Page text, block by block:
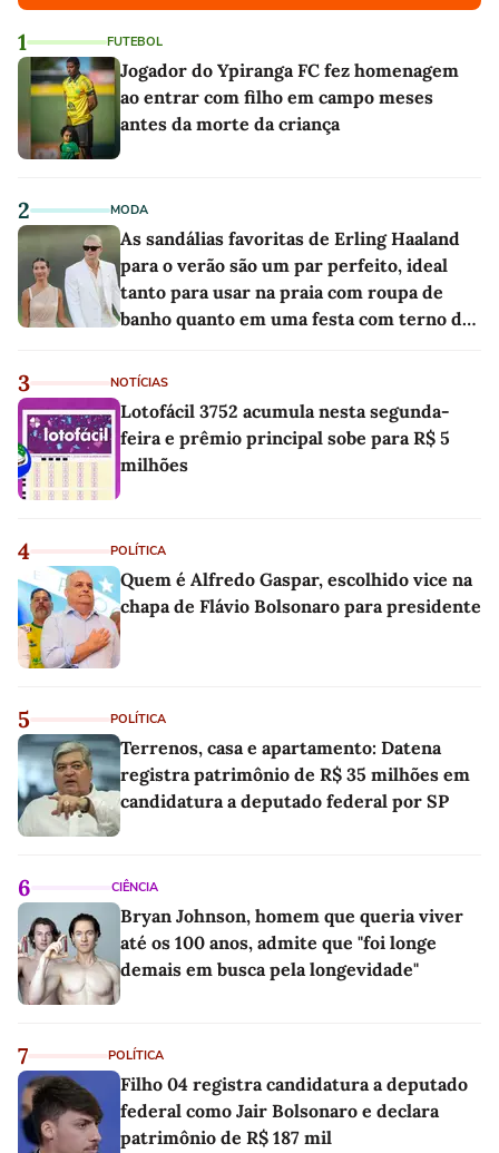
1 FUTEBOL
Jogador do Ypiranga FC fez homenagem
ao entrar com filho em campo meses
antes da morte da criança
2 MODA
As sandálias favoritas de Erling Haaland
para o verão são um par perfeito, ideal
tanto para usar na praia com roupa de
banho quanto em uma festa com terno de
3 NOTÍCIAS
Lotofácil 3752 acumula nesta segunda-
feira e prêmio principal sobe para R$ 5
milhões
4 POLÍTICA
Quem é Alfredo Gaspar, escolhido vice na
chapa de Flávio Bolsonaro para presidente
5 POLÍTICA
Terrenos, casa e apartamento: Datena
registra patrimônio de R$ 35 milhões em
candidatura a deputado federal por SP
6 CIÊNCIA
Bryan Johnson, homem que queria viver
até os 100 anos, admite que "foi longe
demais em busca pela longevidade"
7 POLÍTICA
Filho 04 registra candidatura a deputado
federal como Jair Bolsonaro e declara
patrimônio de R$ 187 mil